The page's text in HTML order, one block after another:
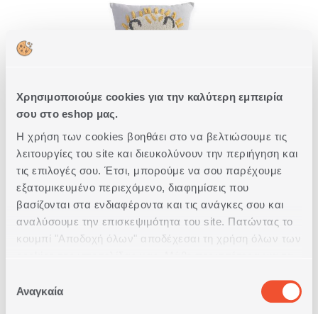
Χρησιμοποιούμε cookies για την καλύτερη εμπειρία
σου στο eshop μας.
Η χρήση των cookies βοηθάει στο να βελτιώσουμε τις
λειτουργίες του site και διευκολύνουν την περιήγηση και
τις επιλογές σου. Έτσι, μπορούμε να σου παρέχουμε
εξατομικευμένο περιεχόμενο, διαφημίσεις που
βασίζονται στα ενδιαφέροντα και τις ανάγκες σου και
αναλύσουμε την επισκεψιμότητα του site. Πατώντας το
κουμπί "Αποδοχή όλων" αποδέχεσαι τη χρήση όλων των
"Προσαρμογή".
συγκατάθεσης
Αναγκαία
ΔΙΑΚΟΣΜΗΤΙΚΟ ANIMAL WAY
ΣΕ 1 ΧΡΩΜΑ
4,00€